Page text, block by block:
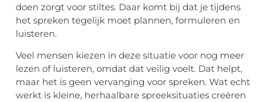
doen zorgt voor stiltes. Daar komt bij dat je tijdens
het spreken tegelijk moet plannen, formuleren en
luisteren.
Veel mensen kiezen in deze situatie voor nog meer
lezen of luisteren, omdat dat veilig voelt. Dat helpt,
maar het is geen vervanging voor spreken. Wat echt
werkt is kleine, herhaalbare spreeksituaties creëren